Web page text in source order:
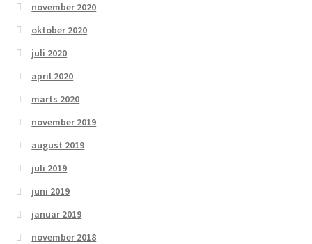
november 2020
oktober 2020
juli 2020
april 2020
marts 2020
november 2019
august 2019
juli 2019
juni 2019
januar 2019
november 2018